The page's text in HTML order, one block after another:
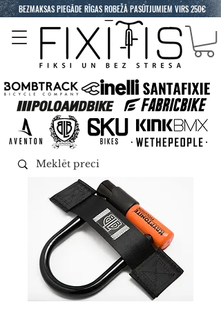
BEZMAKSAS PIEGĀDE RĪGAS ROBEŽĀ PASŪTJUMIEM VIRS 250€